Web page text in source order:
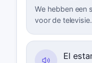
We hebben een
voor de televisie.
El